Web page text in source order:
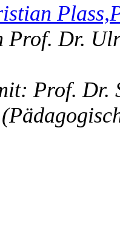
Plass,
Prof. Dr.
Prof. Dr.